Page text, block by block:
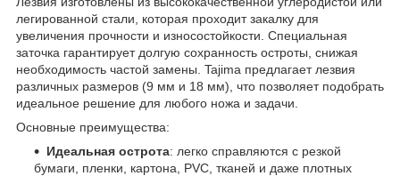
легированной стали, которая проходит закалку для
увеличения прочности и износостойкости. Специальная
заточка гарантирует долгую сохранность остроты, снижая
необходимость частой замены. Tajima предлагает лезвия
различных размеров (9 мм и 18 мм), что позволяет подобрать
идеальное решение для любого ножа и задачи.
Основные преимущества:
Идеальная острота: легко справляются с резкой
бумаги, пленки, картона, PVC, тканей и даже плотных